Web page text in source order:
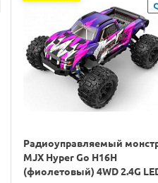
Радиоуправляемый
MJX Hyper Go H16H
(фиолетовый) 4WD 2.4G